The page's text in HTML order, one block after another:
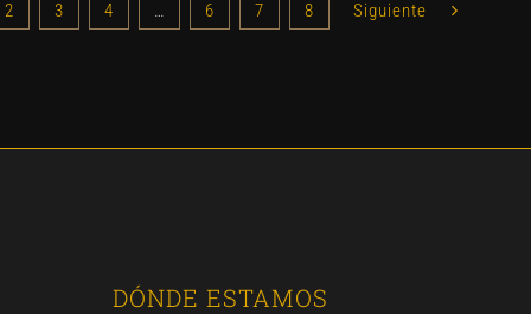
2 3 4 … 6 7 8 Siguiente
DÓNDE ESTAMOS